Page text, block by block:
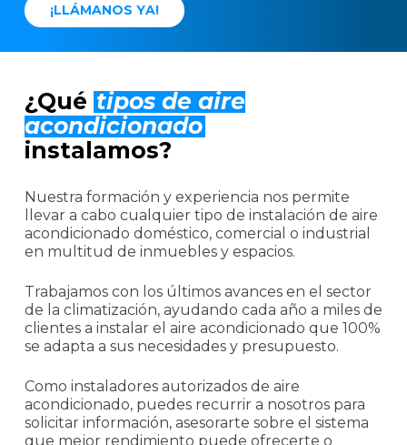
¡LLÁMANOS YA!
¿Qué tipos de aire
acondicionado
instalamos?
Nuestra formación y experiencia nos permite
llevar a cabo cualquier tipo de instalación de aire
acondicionado doméstico, comercial o industrial
en multitud de inmuebles y espacios.
Trabajamos con los últimos avances en el sector
de la climatización, ayudando cada año a miles de
clientes a instalar el aire acondicionado que 100%
se adapta a sus necesidades y presupuesto.
Como instaladores autorizados de aire
acondicionado, puedes recurrir a nosotros para
solicitar información, asesorarte sobre el sistema
que mejor rendimiento puede ofrecerte o